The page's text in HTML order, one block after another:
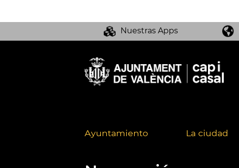
Nuestras Apps
Ayuntamiento La ciudad